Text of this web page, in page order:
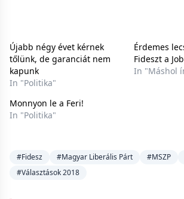
Újabb négy évet kérnek
tőlünk, de garanciát nem
kapunk
In "Politika"
Érdemes
Fideszt a
In "Máshol
Monnyon le a Feri!
In "Politika"
#Fidesz #Magyar Liberális Párt #MSZP
#Választások 2018